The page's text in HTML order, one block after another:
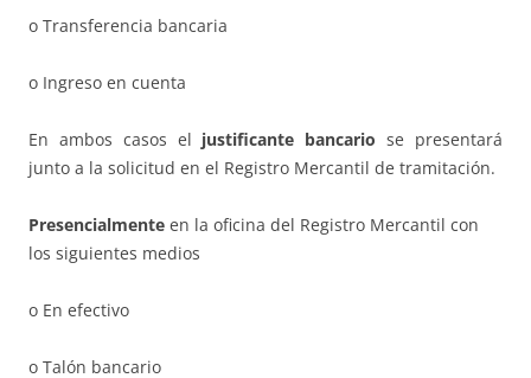
o Transferencia bancaria
o Ingreso en cuenta
En ambos casos el justificante bancario se presentará
junto a la solicitud en el Registro Mercantil de tramitación.
Presencialmente en la oficina del Registro Mercantil con
los siguientes medios
o En efectivo
o Talón bancario